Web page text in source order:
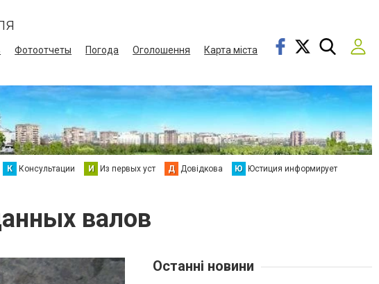
Фотоотчеты Погода Оголошення
Карта міста
К Консультации И Из первых уст Д Довідкова Ю Юстиция информирует
валов
Останні новини